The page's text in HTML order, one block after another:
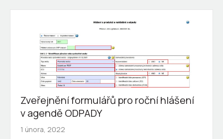
Zveřejnění formulářů pro roční hlášení
v agendě ODPADY
1 února, 2022